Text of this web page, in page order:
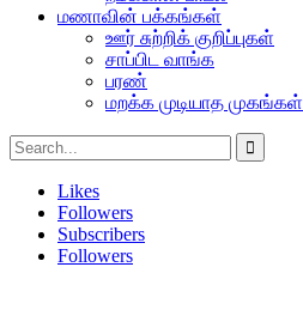
மணாவின் பக்கங்கள்
ஊர் சுற்றிக் குறிப்புகள்
சாப்பிட வாங்க
பரண்
மறக்க முடியாத முகங்கள்
Likes
Followers
Subscribers
Followers